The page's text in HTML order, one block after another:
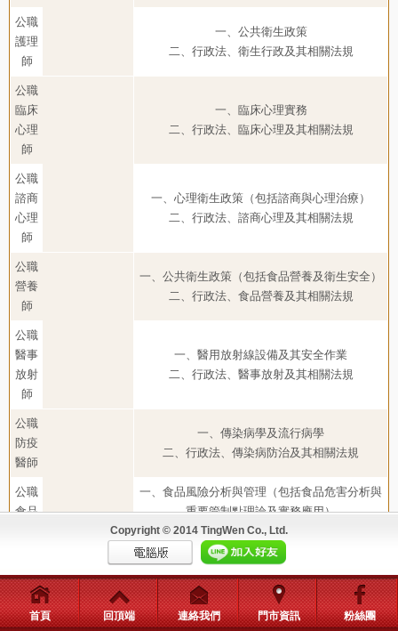
公職
護理
師
一、公共衛生政策
二、行政法、衛生行政及其相關法規
公職
臨床
心理
師
一、臨床心理實務
二、行政法、臨床心理及其相關法規
公職
諮商
心理
師
一、心理衛生政策（包括諮商與心理治療）
二、行政法、諮商心理及其相關法規
公職
營養
師
一、公共衛生政策（包括食品營養及衛生安全）
二、行政法、食品營養及其相關法規
公職
醫事
放射
師
一、醫用放射線設備及其安全作業
二、行政法、醫事放射及其相關法規
公職
防疫
醫師
一、傳染病學及流行病學
二、行政法、傳染病防治及其相關法規
公職
食品
一、食品風險分析與管理（包括食品危害分析與
重要管制點理論及實務應用）
二、行政法、食品衛生安全管理及其相關法規
醫事
檢驗
師
一、實驗室生物安全暨品質管理
二、行政法、醫事檢驗及其相關法規
Copyright © 2014 TingWen Co., Ltd.
首頁 回頂端 連絡我們 門市資訊 粉絲團